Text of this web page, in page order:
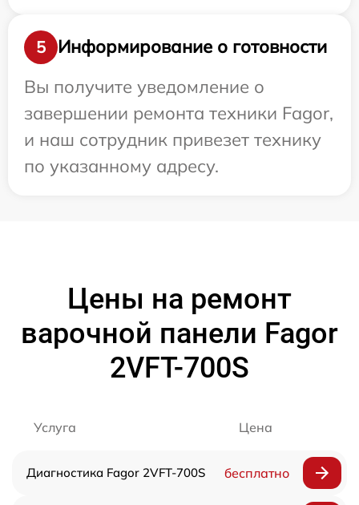
5
Информирование о готовности
Вы получите уведомление о
завершении ремонта техники Fagor,
и наш сотрудник привезет технику
по указанному адресу.
Цены на ремонт
варочной панели Fagor
2VFT-700S
Услуга Цена
Диагностика Fagor 2VFT-700S бесплатно